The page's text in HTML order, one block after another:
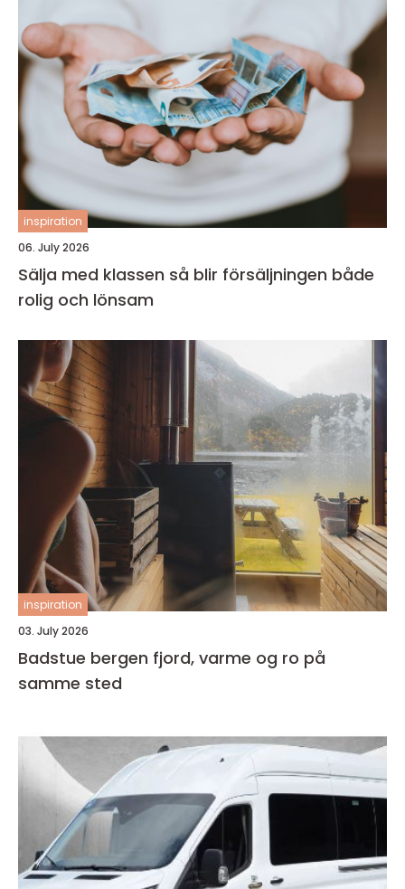
inspiration
06. July 2026
Sälja med klassen så blir försäljningen både
rolig och lönsam
inspiration
03. July 2026
Badstue bergen fjord, varme og ro på
samme sted